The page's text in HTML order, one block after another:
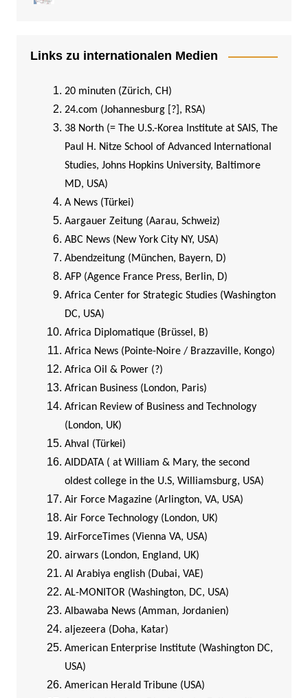
Links zu internationalen Medien
20 minuten (Zürich, CH)
24.com (Johannesburg [?], RSA)
38 North (= The U.S.-Korea Institute at SAIS, The
Paul H. Nitze School of Advanced International
Studies, Johns Hopkins University, Baltimore
MD, USA)
A News (Türkei)
Aargauer Zeitung (Aarau, Schweiz)
ABC News (New York City NY, USA)
Abendzeitung (München, Bayern, D)
AFP (Agence France Press, Berlin, D)
Africa Center for Strategic Studies (Washington
DC, USA)
Africa Diplomatique (Brüssel, B)
Africa News (Pointe-Noire / Brazzaville, Kongo)
Africa Oil & Power (?)
African Business (London, Paris)
African Review of Business and Technology
(London, UK)
Ahval (Türkei)
AIDDATA ( at William & Mary, the second
oldest college in the U.S, Williamsburg, USA)
Air Force Magazine (Arlington, VA, USA)
Air Force Technology (London, UK)
AirForceTimes (Vienna VA, USA)
airwars (London, England, UK)
Al Arabiya english (Dubai, VAE)
AL-MONITOR (Washington, DC, USA)
Albawaba News (Amman, Jordanien)
aljezeera (Doha, Katar)
American Enterprise Institute (Washington DC,
USA)
American Herald Tribune (USA)